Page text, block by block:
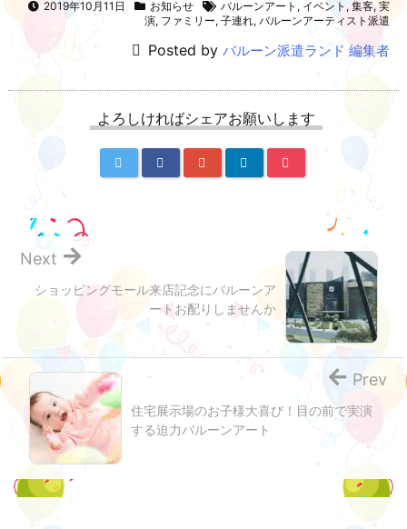
2019年10月11日 お知らせ バルーンアート , イベント , 集客, 実
演, ファミリー, 子連れ, バルーンアーティスト派遣
Posted by バルーン派遣ランド 編集者
よろしければシェアお願いします
ショッピングモール来店記念にバルーンア
ートお配りしませんか
Next
住宅展示場のお子様大喜び！目の前で実演
する迫力バルーンアート
Prev